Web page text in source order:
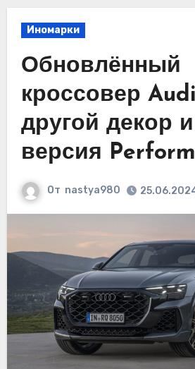
Иномарки
Обновлённый
кроссовер
другой декор
версия
От nastya980